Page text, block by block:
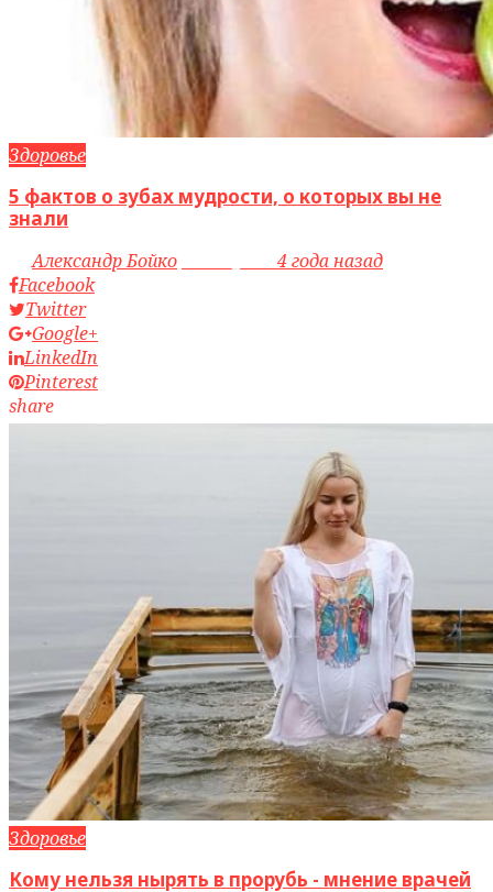
Здоровье
5 фактов о зубах мудрости, о которых вы не
знали
byАлександр Бойко
4 года назад
Facebook
Twitter
Google+
LinkedIn
Pinterest
share
Здоровье
Кому нельзя нырять в прорубь - мнение врачей